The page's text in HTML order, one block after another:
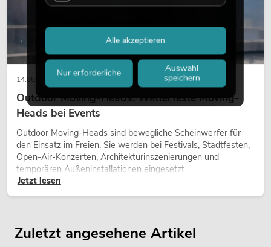
14.05.2026
Outdoor Moving-Heads: Wetterfeste Moving-
Heads bei Events
Outdoor Moving-Heads sind bewegliche Scheinwerfer für
den Einsatz im Freien. Sie werden bei Festivals, Stadtfesten,
Open-Air-Konzerten, Architekturinszenierungen und
temporären Außeninstallationen eingesetzt.
Jetzt lesen
Zuletzt angesehene Artikel
Nur erforderliche
Auswahl
speichern
Alle akzeptieren